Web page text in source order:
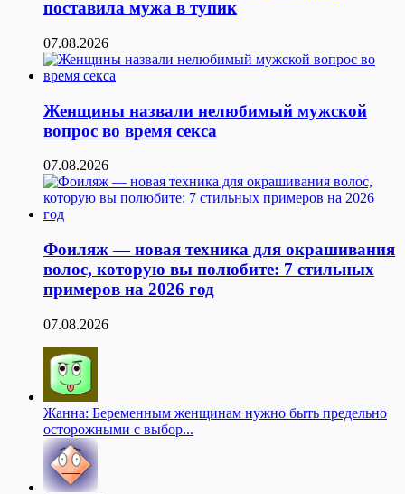
поставила мужа в тупик
07.08.2026
Женщины назвали нелюбимый мужской
вопрос во время секса
07.08.2026
Фоиляж — новая техника для окрашивания
волос, которую вы полюбите: 7 стильных
примеров на 2026 год
07.08.2026
Жанна: Беременным женщинам нужно быть предельно
осторожными с выбор...